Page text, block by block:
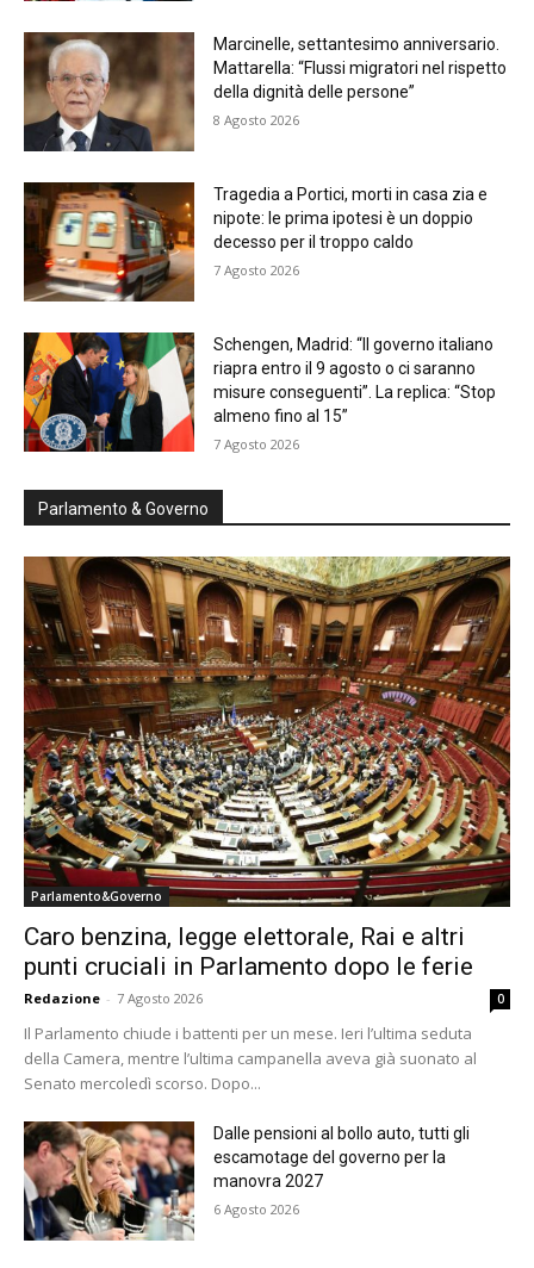
Marcinelle, settantesimo anniversario.
Mattarella: “Flussi migratori nel rispetto
della dignità delle persone”
8 Agosto 2026
Tragedia a Portici, morti in casa zia e
nipote: le prima ipotesi è un doppio
decesso per il troppo caldo
7 Agosto 2026
Schengen, Madrid: “Il governo italiano
riapra entro il 9 agosto o ci saranno
misure conseguenti”. La replica: “Stop
almeno fino al 15”
7 Agosto 2026
Parlamento & Governo
Parlamento&Governo
Caro benzina, legge elettorale, Rai e altri
punti cruciali in Parlamento dopo le ferie
Redazione - 7 Agosto 2026 0
Il Parlamento chiude i battenti per un mese. Ieri l’ultima seduta
della Camera, mentre l’ultima campanella aveva già suonato al
Senato mercoledì scorso. Dopo...
Dalle pensioni al bollo auto, tutti gli
escamotage del governo per la
manovra 2027
6 Agosto 2026